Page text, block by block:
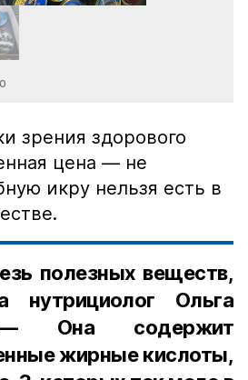
зрения здорового
цена — не
икру нельзя есть в
полезных веществ,
нутрициолог Ольга
— Она содержит
жирные кислоты,